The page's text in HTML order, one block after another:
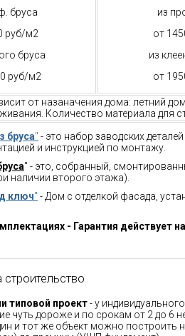
бруса
руб/м2
бруса
руб/м2
из
от
из
от
от назаначения дома: летний
Количество материала для
бруса" - это набор заводских
и инструкцией по монтажу.
" - это, собранный,
наличии второго этажа).
ключ" - Дом с отделкой фасада,
- Гарантия действует
строительство
типовой проект- у
чуть дороже и по срокам от 2 до 6
и тот же объект можно построить